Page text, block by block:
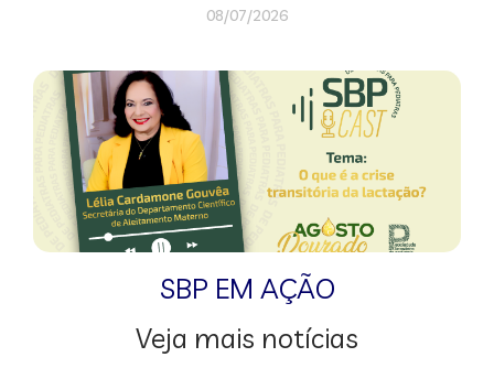
08/07/2026
SBP EM AÇÃO
Veja mais notícias